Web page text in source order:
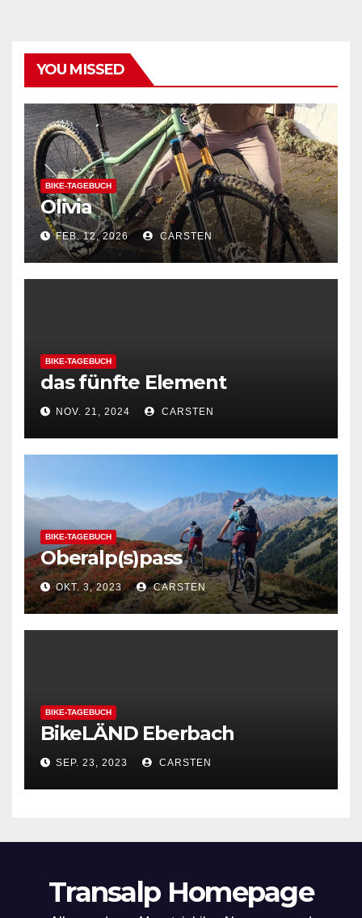
YOU MISSED
BIKE-TAGEBUCH
Olivia
FEB. 12, 2026 CARSTEN
BIKE-TAGEBUCH
das fünfte Element
NOV. 21, 2024 CARSTEN
BIKE-TAGEBUCH
Oberalp(s)pass
OKT. 3, 2023 CARSTEN
BIKE-TAGEBUCH
BikeLÄND Eberbach
SEP. 23, 2023 CARSTEN
Transalp Homepage